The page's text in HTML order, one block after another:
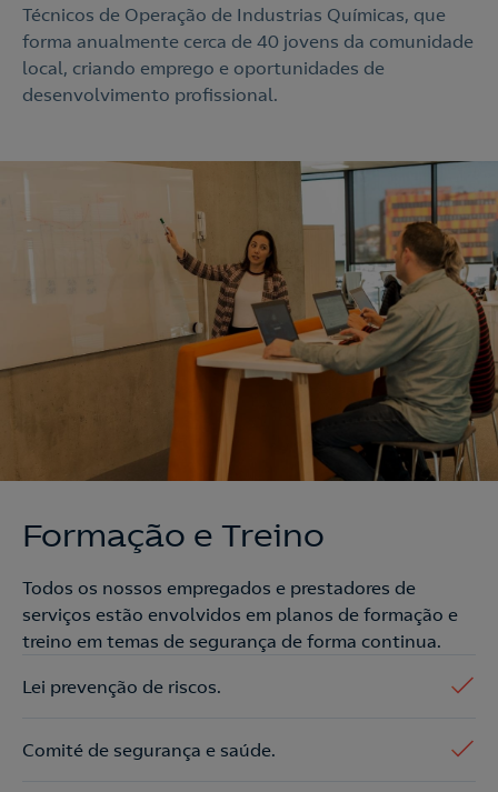
Técnicos de Operação de Industrias Químicas, que
forma anualmente cerca de 40 jovens da comunidade
local, criando emprego e oportunidades de
desenvolvimento profissional.
Formação e Treino
Todos os nossos empregados e prestadores de
serviços estão envolvidos em planos de formação e
treino em temas de segurança de forma continua.
Lei prevenção de riscos.
Comité de segurança e saúde.